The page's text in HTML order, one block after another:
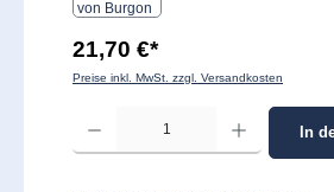
21,70 €*
Preise inkl. MwSt. zzgl. Versandkosten
Produkt Anzahl: Gib den gewünschten Wert
In